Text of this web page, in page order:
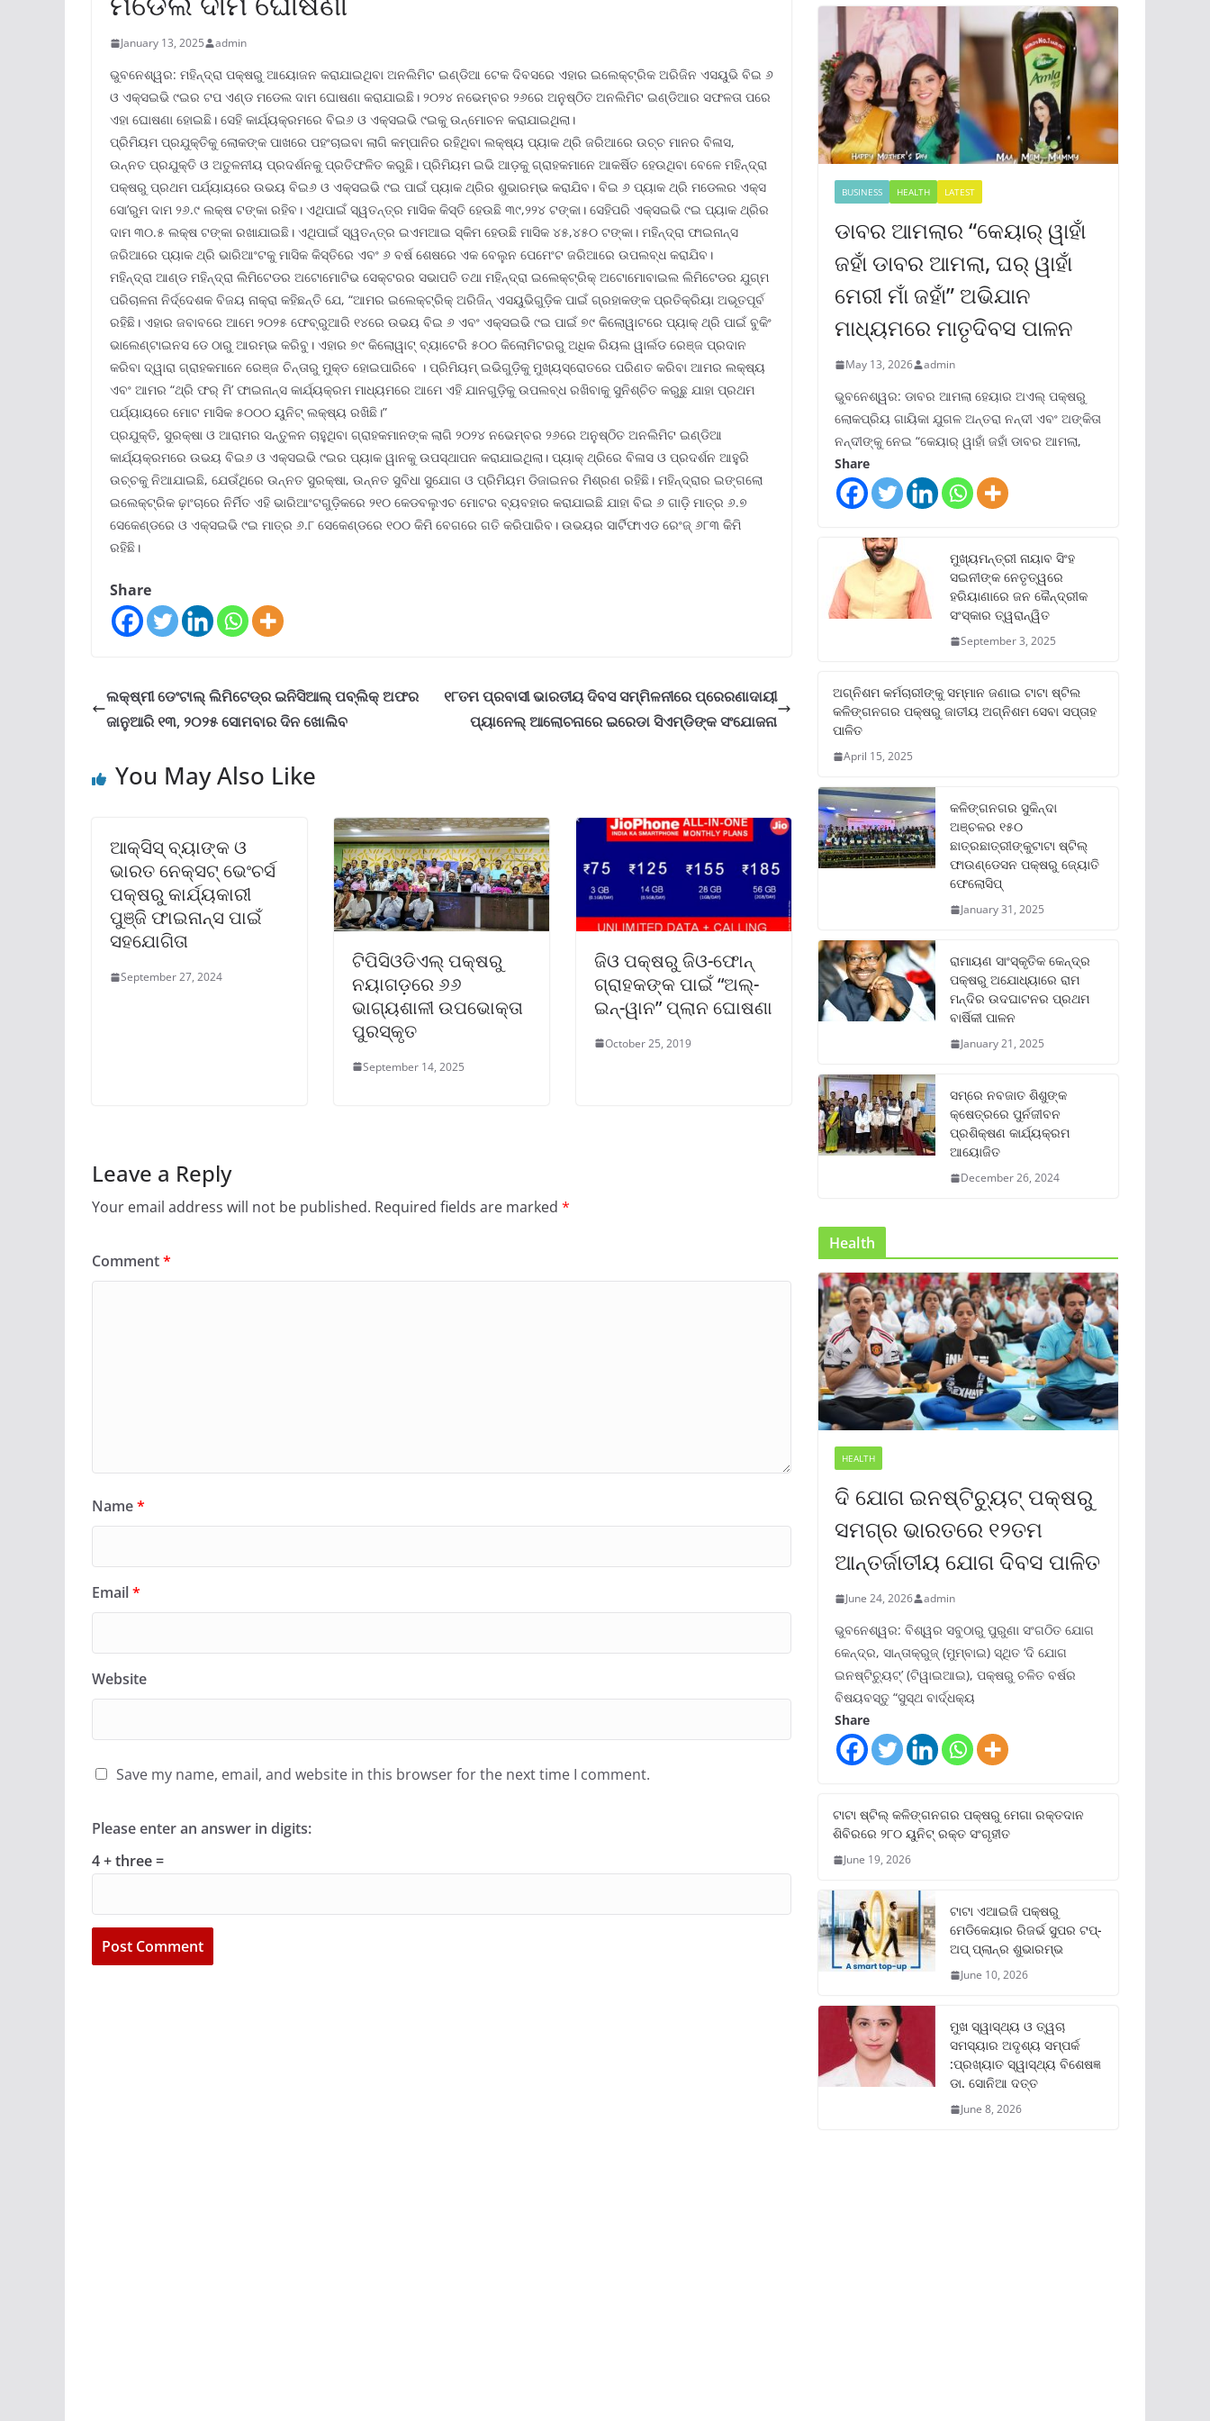
January 13, 2025 admin
ଭୁବନେଶ୍ୱର: ମହିନ୍ଦ୍ରା ପକ୍ଷରୁ ଆୟୋଜନ କରାଯାଇଥିବା ଅନଲିମିଟ ଇଣ୍ଡିଆ ଟେକ ଦିବସରେ ଏହାର ଇଲେକ୍ଟ୍ରିକ ଅରିଜିନ ଏସୟୁଭି ବିଇ ୬
ଓ ଏକ୍ସଇଭି ୯ଇର ଟପ ଏଣ୍ଡ ମଡେଲ ଦାମ ଘୋଷଣା କରାଯାଇଛି। ୨୦୨୪ ନଭେମ୍ବର ୨୬ରେ ଅନୁଷ୍ଠିତ ଅନଲିମିଟ ଇଣ୍ଡିଆର ସଫଳତା ପରେ
ଏହା ଘୋଷଣା ହୋଇଛି। ସେହି କାର୍ଯ୍ୟକ୍ରମରେ ବିଇ୬ ଓ ଏକ୍ସଇଭି ୯ଇକୁ ଉନ୍ମୋଚନ କରାଯାଇଥିଲା।
ପ୍ରିମିୟମ ପ୍ରଯୁକ୍ତିକୁ ଲୋକଙ୍କ ପାଖରେ ପହଂଚାଇବା ଲାଗି କମ୍ପାନିର ରହିଥିବା ଲକ୍ଷ୍ୟ ପ୍ୟାକ ଥ୍ରି ଜରିଆରେ ଉଚ୍ଚ ମାନର ବିଳାସ,
ଉନ୍ନତ ପ୍ରଯୁକ୍ତି ଓ ଅତୁଳନୀୟ ପ୍ରଦର୍ଶନକୁ ପ୍ରତିଫଳିତ କରୁଛି। ପ୍ରିମିୟମ ଇଭି ଆଡ଼କୁ ଗ୍ରାହକମାନେ ଆକର୍ଷିତ ହେଉଥିବା ବେଳେ ମହିନ୍ଦ୍ରା
ପକ୍ଷରୁ ପ୍ରଥମ ପର୍ଯ୍ୟାୟରେ ଉଭୟ ବିଇ୬ ଓ ଏକ୍ସଇଭି ୯ଇ ପାଇଁ ପ୍ୟାକ ଥ୍ରିର ଶୁଭାରମ୍ଭ କରାଯିବ। ବିଇ ୬ ପ୍ୟାକ ଥ୍ରି ମଡେଲର ଏକ୍ସ
ସୋ’ରୁମ ଦାମ ୨୬.୯ ଲକ୍ଷ ଟଙ୍କା ରହିବ। ଏଥିପାଇଁ ସ୍ୱତନ୍ତ୍ର ମାସିକ କିସ୍ତି ହେଉଛି ୩୯,୨୨୪ ଟଙ୍କା। ସେହିପରି ଏକ୍ସଇଭି ୯ଇ ପ୍ୟାକ ଥ୍ରିର
ଦାମ ୩୦.୫ ଲକ୍ଷ ଟଙ୍କା ରଖାଯାଇଛି। ଏଥିପାଇଁ ସ୍ୱତନ୍ତ୍ର ଇଏମଆଇ ସ୍କିମ ହେଉଛି ମାସିକ ୪୫,୪୫୦ ଟଙ୍କା। ମହିନ୍ଦ୍ରା ଫାଇନାନ୍ସ
ଜରିଆରେ ପ୍ୟାକ ଥ୍ରି ଭାରିଆଂଟକୁ ମାସିକ କିସ୍ତିରେ ଏବଂ ୬ ବର୍ଷ ଶେଷରେ ଏକ ବେଲୁନ ପେମେଂଟ ଜରିଆରେ ଉପଲବ୍ଧ କରାଯିବ।
ମହିନ୍ଦ୍ରା ଆଣ୍ଡ ମହିନ୍ଦ୍ରା ଲିମିଟେଡର ଅଟୋମୋଟିଭ ସେକ୍ଟରର ସଭାପତି ତଥା ମହିନ୍ଦ୍ରା ଇଲେକ୍ଟ୍ରିକ୍ ଅଟୋମୋବାଇଲ ଲିମିଟେଡର ଯୁଗ୍ମ
ପରିଚାଳନା ନିର୍ଦ୍ଦେଶକ ବିଜୟ ନାକ୍ରା କହିଛନ୍ତି ଯେ, “ଆମର ଇଲେକ୍ଟ୍ରିକ୍ ଅରିଜିନ୍ ଏସୟୁଭିଗୁଡ଼ିକ ପାଇଁ ଗ୍ରହାକଙ୍କ ପ୍ରତିକ୍ରିୟା ଅଭୂତପୂର୍ବ
ରହିଛି। ଏହାର ଜବାବରେ ଆମେ ୨୦୨୫ ଫେବ୍ରୁଆରି ୧୪ରେ ଉଭୟ ବିଇ ୬ ଏବଂ ଏକ୍ସଇଭି ୯ଇ ପାଇଁ ୭୯ କିଲୋୱାଟରେ ପ୍ୟାକ୍ ଥ୍ରି ପାଇଁ ବୁକିଂ
ଭାଲେଣ୍ଟାଇନସ ଡେ ଠାରୁ ଆରମ୍ଭ କରିବୁ। ଏହାର ୭୯ କିଲୋୱାଟ୍ ବ୍ୟାଟେରି ୫୦୦ କିଲୋମିଟରରୁ ଅଧିକ ରିୟଲ ୱାର୍ଲଡ ରେଞ୍ଜ ପ୍ରଦାନ
କରିବା ଦ୍ୱାରା ଗ୍ରାହକମାନେ ରେଞ୍ଜ ଚିନ୍ତାରୁ ମୁକ୍ତ ହୋଇପାରିବେ । ପ୍ରିମିୟମ୍ ଇଭିଗୁଡ଼ିକୁ ମୁଖ୍ୟସ୍ରୋତରେ ପରିଣତ କରିବା ଆମର ଲକ୍ଷ୍ୟ
ଏବଂ ଆମର “ଥ୍ରି ଫର୍ ମି’ ଫାଇନାନ୍ସ କାର୍ଯ୍ୟକ୍ରମ ମାଧ୍ୟମରେ ଆମେ ଏହି ଯାନଗୁଡ଼ିକୁ ଉପଲବ୍ଧ ରଖିବାକୁ ସୁନିଶ୍ଚିତ କରୁଛୁ ଯାହା ପ୍ରଥମ
ପର୍ଯ୍ୟାୟରେ ମୋଟ ମାସିକ ୫୦୦୦ ୟୁନିଟ୍ ଲକ୍ଷ୍ୟ ରଖିଛି।”
ପ୍ରଯୁକ୍ତି, ସୁରକ୍ଷା ଓ ଆରାମର ସନ୍ତୁଳନ ଚାହୁଥିବା ଗ୍ରାହକମାନଙ୍କ ଲାଗି ୨୦୨୪ ନଭେମ୍ବର ୨୬ରେ ଅନୁଷ୍ଠିତ ଅନଲିମିଟ ଇଣ୍ଡିଆ
କାର୍ଯ୍ୟକ୍ରମରେ ଉଭୟ ବିଇ୬ ଓ ଏକ୍ସଇଭି ୯ଇର ପ୍ୟାକ ୱାନକୁ ଉପସ୍ଥାପନ କରାଯାଇଥିଲା। ପ୍ୟାକ୍ ଥ୍ରିରେ ବିଳାସ ଓ ପ୍ରଦର୍ଶନ ଆହୁରି
ଉଚ୍ଚକୁ ନିଆଯାଇଛି, ଯେଉଁଥିରେ ଉନ୍ନତ ସୁରକ୍ଷା, ଉନ୍ନତ ସୁବିଧା ସୁଯୋଗ ଓ ପ୍ରିମିୟମ ଡିଜାଇନର ମିଶ୍ରଣ ରହିଛି। ମହିନ୍ଦ୍ରାର ଇଙ୍ଗଲୋ
ଇଲେକ୍ଟ୍ରିକ ଢ଼ାଂଚାରେ ନିର୍ମିତ ଏହି ଭାରିଆଂଟଗୁଡ଼ିକରେ ୨୧୦ କେଡବଲୁଏଚ ମୋଟର ବ୍ୟବହାର କରାଯାଇଛି ଯାହା ବିଇ ୬ ଗାଡ଼ି ମାତ୍ର ୬.୭
ସେକେଣ୍ଡରେ ଓ ଏକ୍ସଇଭି ୯ଇ ମାତ୍ର ୬.୮ ସେକେଣ୍ଡରେ ୧୦୦ କିମି ବେଗରେ ଗତି କରିପାରିବ। ଉଭୟର ସାର୍ଟିଫାଏଡ ରେଂଜ୍ ୬୮୩ କିମି
ରହିଛି।
Share
ଲକ୍ଷ୍ମୀ ଡେଂଟାଲ୍ ଲିମିଟେଡ୍‌ର ଇନିସିଆଲ୍ ପବ୍ଲିକ୍ ଅଫର
ଜାନୁଆରି ୧୩, ୨୦୨୫ ସୋମବାର ଦିନ ଖୋଲିବ
୧୮ତମ ପ୍ରବାସୀ ଭାରତୀୟ ଦିବସ ସମ୍ମିଳନୀରେ ପ୍ରେରଣାଦାୟୀ
ପ୍ୟାନେଲ୍ ଆଲୋଚନାରେ ଇରେଡା ସିଏମ୍‌ଡିଙ୍କ ସଂଯୋଜନା
You May Also Like
ଆକ୍ସିସ୍ ବ୍ୟାଙ୍କ ଓ
ଭାରତ ନେକ୍ସଟ୍ ଭେଂଚର୍ସ
ପକ୍ଷରୁ କାର୍ଯ୍ୟକାରୀ
ପୁଞ୍ଜି ଫାଇନାନ୍ସ ପାଇଁ
ସହଯୋଗିତା
September 27, 2024
ଟିପିସିଓଡିଏଲ୍ ପକ୍ଷରୁ
ନୟାଗଡ଼ରେ ୬୬
ଭାଗ୍ୟଶାଳୀ ଉପଭୋକ୍ତା
ପୁରସ୍କୃତ
September 14, 2025
ଜିଓ ପକ୍ଷରୁ ଜିଓ-ଫୋନ୍
ଗ୍ରାହକଙ୍କ ପାଇଁ “ଅଲ୍-
ଇନ୍-ୱାନ” ପ୍ଲାନ ଘୋଷଣା
October 25, 2019
Leave a Reply
Your email address will not be published. Required fields are marked *
Comment*
Name*
Email*
Website
Save my name, email, and website in this browser for the next time I comment.
Please enter an answer in digits:
4 + three =
BUSINESS HEALTH LATEST
ଡାବର ଆମଲାର “କେୟାର୍ ୱାହାଁ
ଜହାଁ ଡାବର ଆମଲା, ଘର୍ ୱାହାଁ
ମେରୀ ମାଁ ଜହାଁ” ଅଭିଯାନ
ମାଧ୍ୟମରେ ମାତୃଦିବସ ପାଳନ
May 13, 2026 admin
ଭୁବନେଶ୍ୱର: ଡାବର ଆମଲା ହେୟାର ଅଏଲ୍ ପକ୍ଷରୁ
ଲୋକପ୍ରିୟ ଗାୟିକା ଯୁଗଳ ଅନ୍ତରା ନନ୍ଦୀ ଏବଂ ଅଙ୍କିତା
ନନ୍ଦୀଙ୍କୁ ନେଇ “କେୟାର୍ ୱାହାଁ ଜହାଁ ଡାବର ଆମଲା,
Share
ମୁଖ୍ୟମନ୍ତ୍ରୀ ନାୟାବ ସିଂହ
ସଇନୀଙ୍କ ନେତୃତ୍ୱରେ
ହରିୟାଣାରେ ଜନ କୈନ୍ଦ୍ରୀକ
ସଂସ୍କାର ତ୍ୱରାନ୍ୱିତ
September 3, 2025
ଅଗ୍ନିଶମ କର୍ମଚାରୀଙ୍କୁ ସମ୍ମାନ ଜଣାଇ ଟାଟା ଷ୍ଟିଲ
କଳିଙ୍ଗନଗର ପକ୍ଷରୁ ଜାତୀୟ ଅଗ୍ନିଶମ ସେବା ସପ୍ତାହ
ପାଳିତ
April 15, 2025
କଳିଙ୍ଗନଗର ସୁକିନ୍ଦା
ଅଞ୍ଚଳର ୧୫୦
ଛାତ୍ରଛାତ୍ରୀଙ୍କୁଟାଟା ଷ୍ଟିଲ୍
ଫାଉଣ୍ଡେସନ ପକ୍ଷରୁ ଜ୍ୟୋତି
ଫେଲୋସିପ୍‌
January 31, 2025
ରାମାୟଣ ସାଂସ୍କୃତିକ କେନ୍ଦ୍ର
ପକ୍ଷରୁ ଅଯୋଧ୍ୟାରେ ରାମ
ମନ୍ଦିର ଉଦଘାଟନର ପ୍ରଥମ
ବାର୍ଷିକୀ ପାଳନ
January 21, 2025
ସମ୍‌ରେ ନବଜାତ ଶିଶୁଙ୍କ
କ୍ଷେତ୍ରରେ ପୁର୍ନଜୀବନ
ପ୍ରଶିକ୍ଷଣ କାର୍ଯ୍ୟକ୍ରମ
ଆୟୋଜିତ
December 26, 2024
Health
HEALTH
ଦି ଯୋଗ ଇନଷ୍ଟିଚ୍ୟୁଟ୍ ପକ୍ଷରୁ
ସମଗ୍ର ଭାରତରେ ୧୨ତମ
ଆନ୍ତର୍ଜାତୀୟ ଯୋଗ ଦିବସ ପାଳିତ
June 24, 2026 admin
ଭୁବନେଶ୍ୱର: ବିଶ୍ୱର ସବୁଠାରୁ ପୁରୁଣା ସଂଗଠିତ ଯୋଗ
କେନ୍ଦ୍ର, ସାନ୍ତାକ୍ରୁଜ୍ (ମୁମ୍ବାଇ) ସ୍ଥିତ ‘ଦି ଯୋଗ
ଇନଷ୍ଟିଚ୍ୟୁଟ୍‌’ (ଟିୱାଇଆଇ), ପକ୍ଷରୁ ଚଳିତ ବର୍ଷର
ବିଷୟବସ୍ତୁ “ସୁସ୍ଥ ବାର୍ଦ୍ଧକ୍ୟ
Share
ଟାଟା ଷ୍ଟିଲ୍‌ କଳିଙ୍ଗନଗର ପକ୍ଷରୁ ମେଗା ରକ୍ତଦାନ
ଶିବିରରେ ୨୮୦ ୟୁନିଟ୍‌ ରକ୍ତ ସଂଗୃହୀତ
June 19, 2026
ଟାଟା ଏଆଇଜି ପକ୍ଷରୁ
ମେଡିକେୟାର ରିଜର୍ଭ ସୁପର ଟପ୍‌-
ଅପ୍ ପ୍ଲାନ୍‌ର ଶୁଭାରମ୍ଭ
June 10, 2026
ମୁଖ ସ୍ୱାସ୍ଥ୍ୟ ଓ ତ୍ୱଚା
ସମସ୍ୟାର ଅଦୃଶ୍ୟ ସମ୍ପର୍କ
:ପ୍ରଖ୍ୟାତ ସ୍ୱାସ୍ଥ୍ୟ ବିଶେଷଜ୍ଞ
ଡା. ସୋନିଆ ଦତ୍ତ
June 8, 2026